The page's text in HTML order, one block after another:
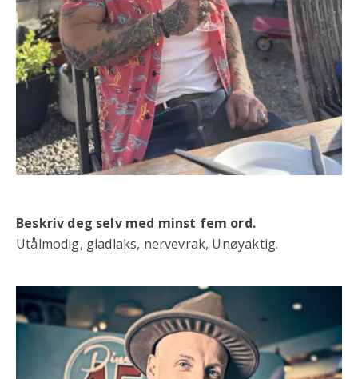
Beskriv deg selv med minst fem ord.
Utålmodig, gladlaks, nervevrak, Unøyaktig.